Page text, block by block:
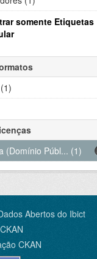
somente Etiquetas
(Domínio Públ... (1)
Abertos do Ibict
CKAN